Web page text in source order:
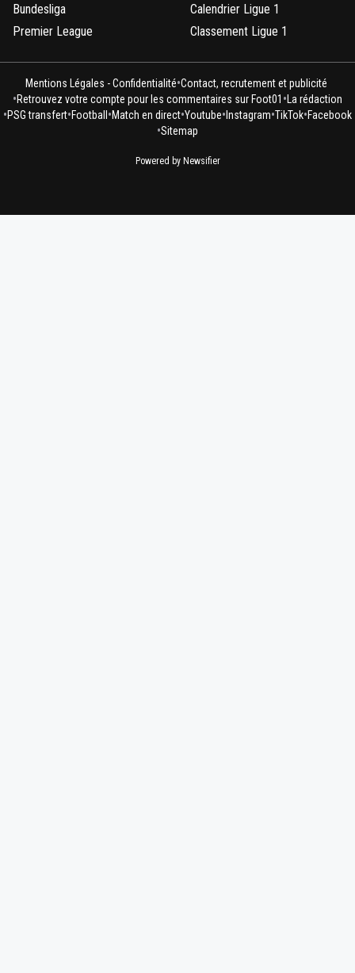
Bundesliga
Premier League
Calendrier Ligue 1
Classement Ligue 1
Mentions Légales - Confidentialité•Contact, recrutement et publicité
•Retrouvez votre compte pour les commentaires sur Foot01 • La rédaction
•PSG transfert•Football •Match en direct•Youtube• Instagram•TikTok•Facebook
•Sitemap
Powered by Newsifier